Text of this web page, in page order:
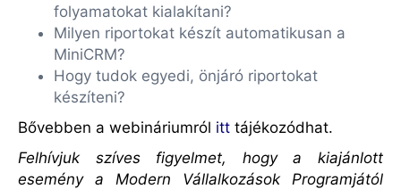
folyamatokat kialakítani?
Milyen riportokat készít automatikusan a
MiniCRM?
Hogy tudok egyedi, önjáró riportokat
készíteni?
Bővebben a webináriumról itt tájékozódhat.
Felhívjuk szíves figyelmet, hogy a kiajánlott
esemény a Modern Vállalkozások Programjától